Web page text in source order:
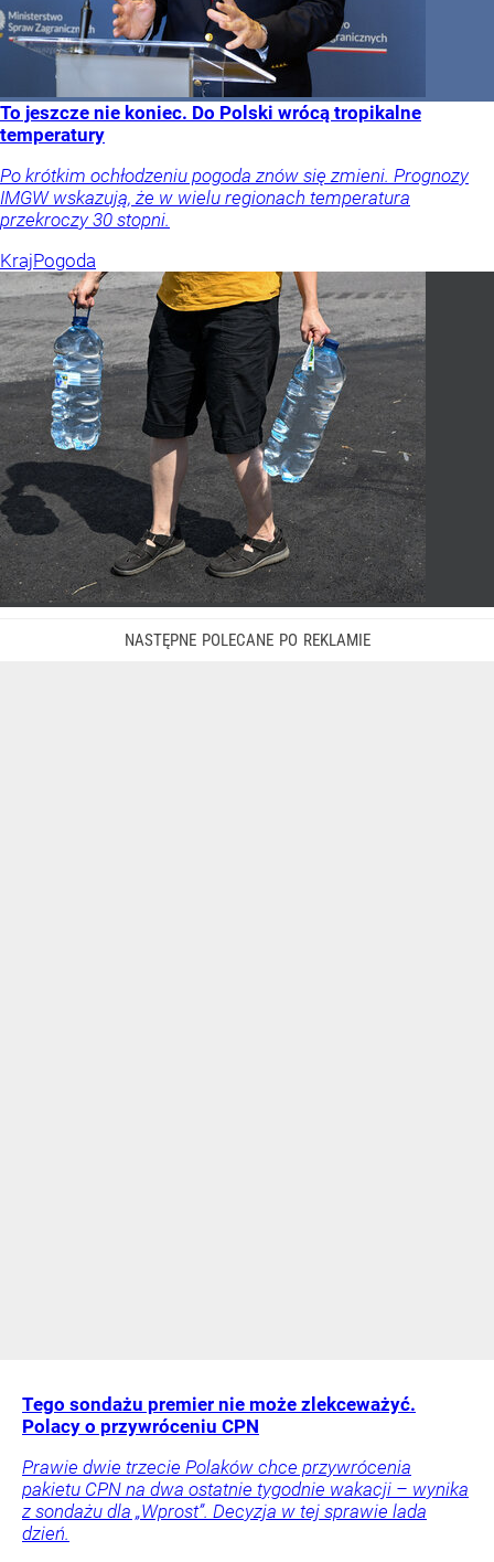
To jeszcze nie koniec. Do Polski wrócą tropikalne
temperatury
Po krótkim ochłodzeniu pogoda znów się zmieni. Prognozy
IMGW wskazują, że w wielu regionach temperatura
przekroczy 30 stopni.
KrajPogoda
Tego sondażu premier nie może zlekceważyć.
Polacy o przywróceniu CPN
Prawie dwie trzecie Polaków chce przywrócenia
pakietu CPN na dwa ostatnie tygodnie wakacji – wynika
z sondażu dla „Wprost”. Decyzja w tej sprawie lada
dzień.